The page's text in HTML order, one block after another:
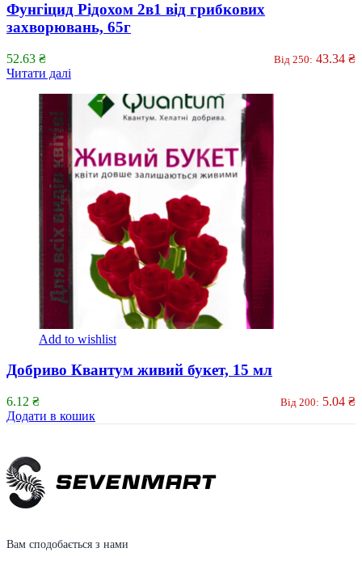
Фунгіцид Рідохом 2в1 від грибкових
захворювань, 65г
52.63 ₴ Від 250: 43.34 ₴
Читати далі
Add to wishlist
Добриво Квантум живий букет, 15 мл
6.12 ₴ Від 200: 5.04 ₴
Додати в кошик
Вам сподобається з нами